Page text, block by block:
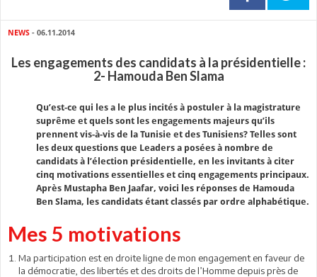
NEWS - 06.11.2014
Les engagements des candidats à la présidentielle :
2- Hamouda Ben Slama
Qu’est-ce qui les a le plus incités à postuler à la magistrature
suprême et quels sont les engagements majeurs qu’ils
prennent vis-à-vis de la Tunisie et des Tunisiens? Telles sont
les deux questions que Leaders a posées à nombre de
candidats à l’élection présidentielle, en les invitants à citer
cinq motivations essentielles et cinq engagements principaux.
Après Mustapha Ben Jaafar, voici les réponses de Hamouda
Ben Slama, les candidats étant classés par ordre alphabétique.
Mes 5 motivations
Ma participation est en droite ligne de mon engagement en faveur de
la démocratie, des libertés et des droits de l’Homme depuis près de